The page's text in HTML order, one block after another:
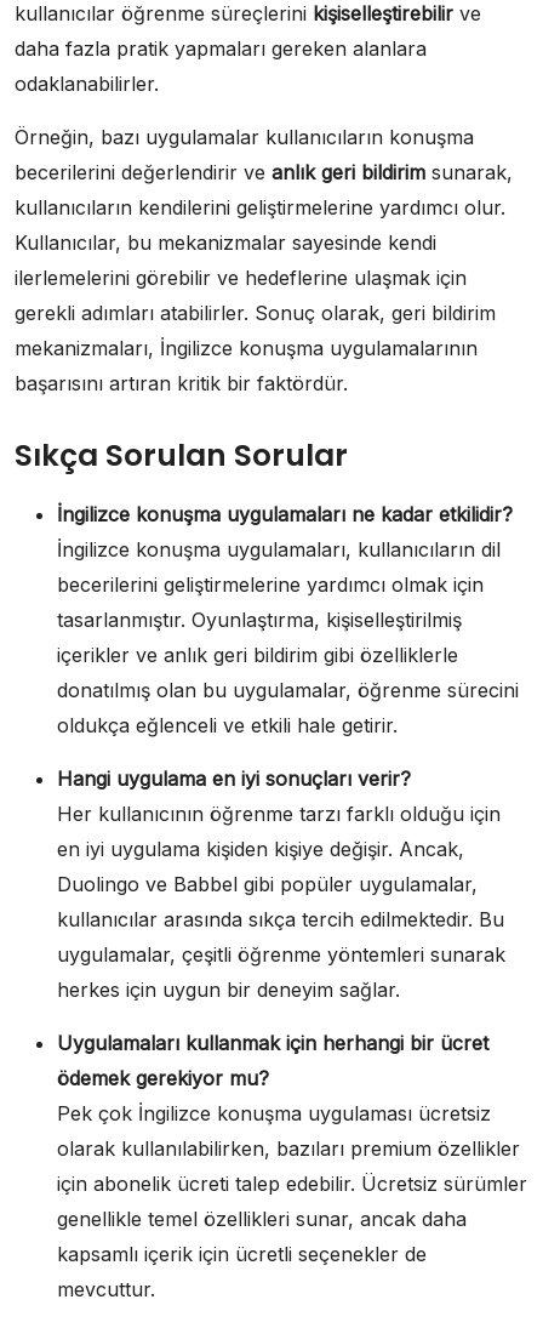
kullanıcılar öğrenme süreçlerini kişiselleştirebilir ve
daha fazla pratik yapmaları gereken alanlara
odaklanabilirler.
Örneğin, bazı uygulamalar kullanıcıların konuşma
becerilerini değerlendirir ve anlık geri bildirim sunarak,
kullanıcıların kendilerini geliştirmelerine yardımcı olur.
Kullanıcılar, bu mekanizmalar sayesinde kendi
ilerlemelerini görebilir ve hedeflerine ulaşmak için
gerekli adımları atabilirler. Sonuç olarak, geri bildirim
mekanizmaları, İngilizce konuşma uygulamalarının
başarısını artıran kritik bir faktördür.
Sıkça Sorulan Sorular
İngilizce konuşma uygulamaları ne kadar etkilidir?
İngilizce konuşma uygulamaları, kullanıcıların dil
becerilerini geliştirmelerine yardımcı olmak için
tasarlanmıştır. Oyunlaştırma, kişiselleştirilmiş
içerikler ve anlık geri bildirim gibi özelliklerle
donatılmış olan bu uygulamalar, öğrenme sürecini
oldukça eğlenceli ve etkili hale getirir.
Hangi uygulama en iyi sonuçları verir?
Her kullanıcının öğrenme tarzı farklı olduğu için
en iyi uygulama kişiden kişiye değişir. Ancak,
Duolingo ve Babbel gibi popüler uygulamalar,
kullanıcılar arasında sıkça tercih edilmektedir. Bu
uygulamalar, çeşitli öğrenme yöntemleri sunarak
herkes için uygun bir deneyim sağlar.
Uygulamaları kullanmak için herhangi bir ücret
ödemek gerekiyor mu?
Pek çok İngilizce konuşma uygulaması ücretsiz
olarak kullanılabilirken, bazıları premium özellikler
için abonelik ücreti talep edebilir. Ücretsiz sürümler
genellikle temel özellikleri sunar, ancak daha
kapsamlı içerik için ücretli seçenekler de
mevcuttur.